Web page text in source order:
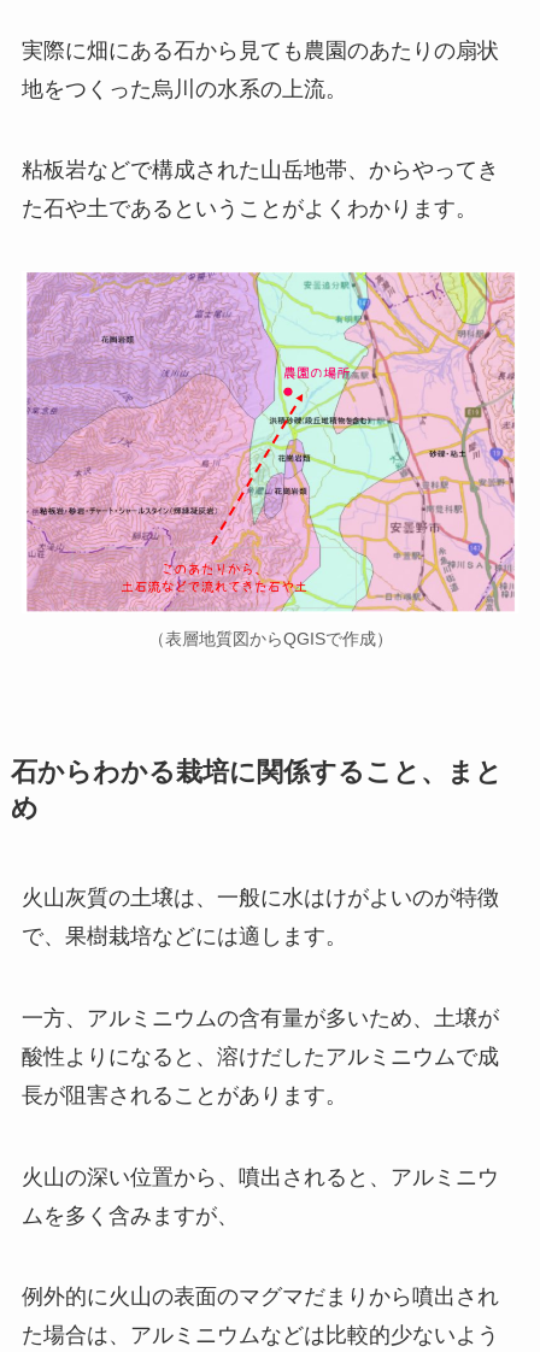
実際に畑にある石から見ても農園のあたりの扇状
地をつくった烏川の水系の上流。
粘板岩などで構成された山岳地帯、からやってき
た石や土であるということがよくわかります。
（表層地質図からQGISで作成）
石からわかる栽培に関係すること、まと
め
火山灰質の土壌は、一般に水はけがよいのが特徴
で、果樹栽培などには適します。
一方、アルミニウムの含有量が多いため、土壌が
酸性よりになると、溶けだしたアルミニウムで成
長が阻害されることがあります。
火山の深い位置から、噴出されると、アルミニウ
ムを多く含みますが、
例外的に火山の表面のマグマだまりから噴出され
た場合は、アルミニウムなどは比較的少ないよう